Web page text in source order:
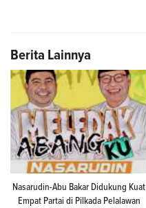
Berita Lainnya
Nasarudin-Abu Bakar Didukung Kuat
Empat Partai di Pilkada Pelalawan